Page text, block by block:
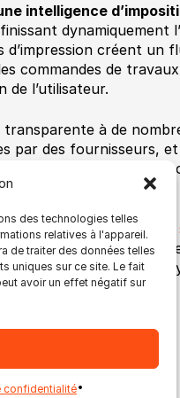
des technologies telles
relatives à l'appareil.
de traiter des données telles
uniques sur ce site. Le fait
avoir un effet négatif sur
confidentialité
intelligence
dynamiquement
créent un
commandes de
de l’utilisateur.
à de
par des fournisseurs,
(Web2Print) ou de
certaines conditions.
Solutions lejeudi
integrates
and set your